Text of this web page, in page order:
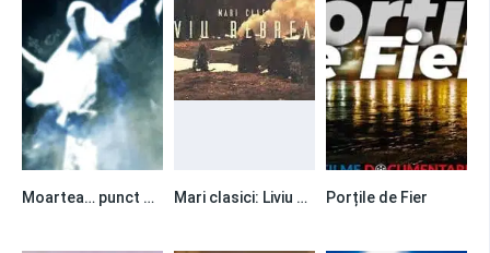
0
Moartea… punct sau virgula? 0
Mari clasici: Liviu Rebreanu Porțile de Fier